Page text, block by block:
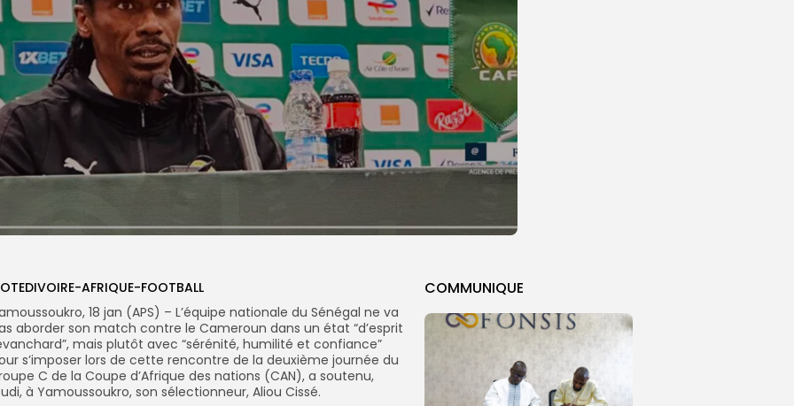
COMMUNIQUE
AFRIQUE-FOOTBALL
18 jan (APS) – L’équipe nationale du Sénégal ne va
aborder son match contre le Cameroun dans un état “d’esprit
mais plutôt avec “sérénité, humilité et confiance”
s’imposer lors de cette rencontre de la deuxième journée du
C de la Coupe d’Afrique des nations (CAN), a soutenu,
à Yamoussoukro, son sélectionneur, Aliou Cissé.